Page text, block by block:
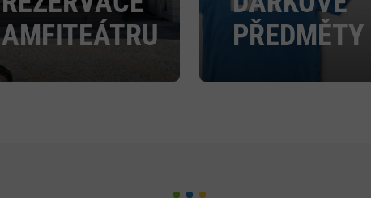
AMFITEÁTRU
PŘEDMĚTY